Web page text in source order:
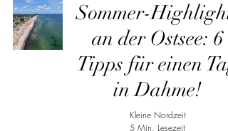
Sommer-Highlights
an der Ostsee: 6
Tipps für einen Tag
in Dahme!
Kleine Nordzeit
5 Min. Lesezeit